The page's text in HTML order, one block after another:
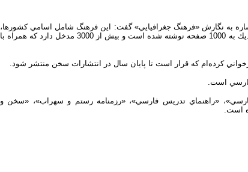
به نگارش «فرهنگ جغرافيايي» گفت: اين فرهنگ شامل اسامي كشورها،‌
شهرها،‌ درياها‌، كوه‌ها‌، رودها و غيره در همه جاي جهان مي‌شود كه در نزديك به 1000 صفحه نوشته شده است و بيش از 3000 مدخل دارد كه همراه با
كرده‌ام كه قرار است تا پايان سال در انتشارات سخن منتشر شود.
«راهنماي تدريس فارسي»،‌ «رزمنامه رستم و سهراب»، «سخن و
است.